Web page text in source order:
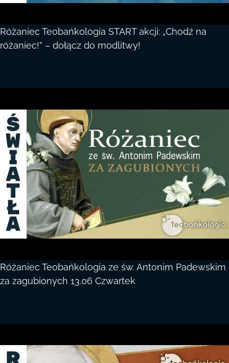
Różaniec Teobańkologia START akcji: „Chodź na
różaniec!” – dołącz do modlitwy!
Różaniec Teobańkologia ze św. Antonim Padewskim
za zagubionych 13.06 Czwartek